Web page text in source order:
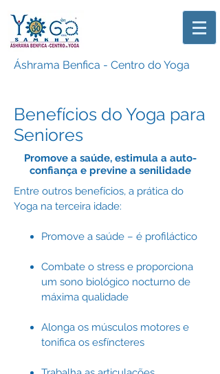
Áshrama Benfica - Centro do Yoga
Benefícios do Yoga para
Seniores
Promove a saúde, estimula a auto-
confiança e previne a senilidade
Entre outros benefícios, a prática do
Yoga na terceira idade:
Promove a saúde – é profiláctico
Combate o stress e proporciona
um sono biológico nocturno de
máxima qualidade
Alonga os músculos motores e
tonifica os esfíncteres